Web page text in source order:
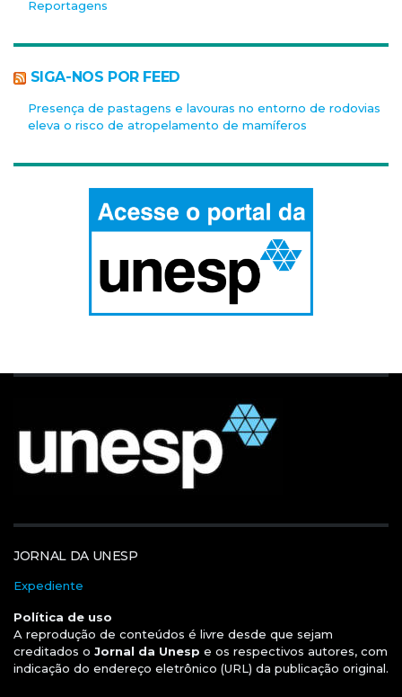
Reportagens
SIGA-NOS POR FEED
Presença de pastagens e lavouras no entorno de rodovias
eleva o risco de atropelamento de mamíferos
JORNAL DA UNESP
Expediente
Política de uso
A reprodução de conteúdos é livre desde que sejam
creditados o Jornal da Unesp e os respectivos autores, com
indicação do endereço eletrônico (URL) da publicação original.